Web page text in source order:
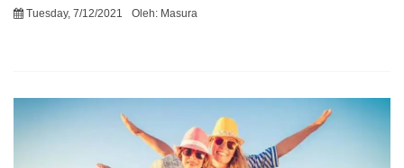
Tuesday, 7/12/2021 Oleh: Masura